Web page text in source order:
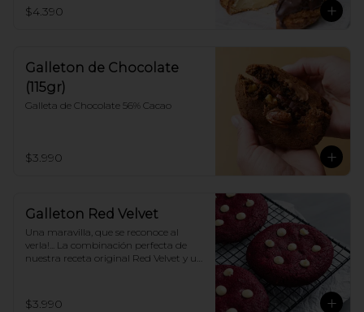
$4.390
Galleton de Chocolate
(115gr)
Galleta de Chocolate 56% Cacao
$3.990
Galleton Red Velvet
Una maravilla, que se reconoce al
verla!... La combinación perfecta de
nuestra receta original Red Velvet y un
$3.990